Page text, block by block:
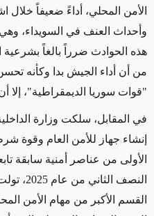
الأمن المحلي، أداءً ضعيفاً
وأحداث العنف في السويداء،
هذه الحوادث ضرراً بالغاً
من أن أداء الجيش بدا وكأنه
"قوات سوريا الديمقراطية"، إلا
في المقابل، سلكت وزارة
إنشاء جهاز للأمن العام وقوة
الأولى من عناصر أمنية سابقة
النصف
القسم الأكبر من مهام الأمن